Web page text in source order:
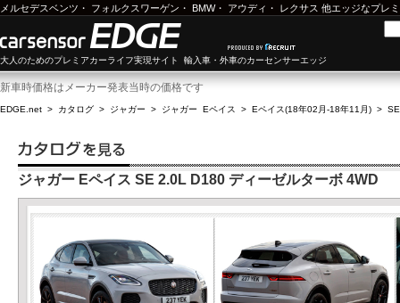
メルセデスベンツ ・ フォルクスワーゲン ・ BMW・ アウディ ・ レクサス 他エッジなプレ
大人のためのプレミアカーライフ実現サイト 輸入車・外車のカーセンサーエッジ
新車時価格はメーカー発表当時の価格です
EDGE.net > カタログ > ジャガー > ジャガー Eペイス > Eペイス(18年02月-18年11月) >
ジャガー Eペイス SE 2.0L D180 ディーゼルターボ 4WD